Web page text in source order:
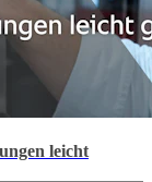
leicht